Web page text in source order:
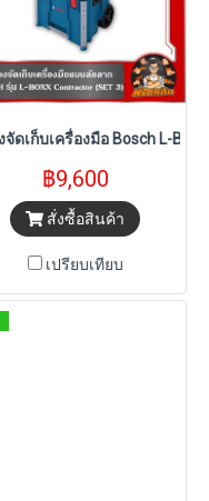
(2608521039)
จัดเก็บเครื่องมือ Bosch L-
฿9,600
สั่งซื้อสินค้า
เปรียบเทียบ